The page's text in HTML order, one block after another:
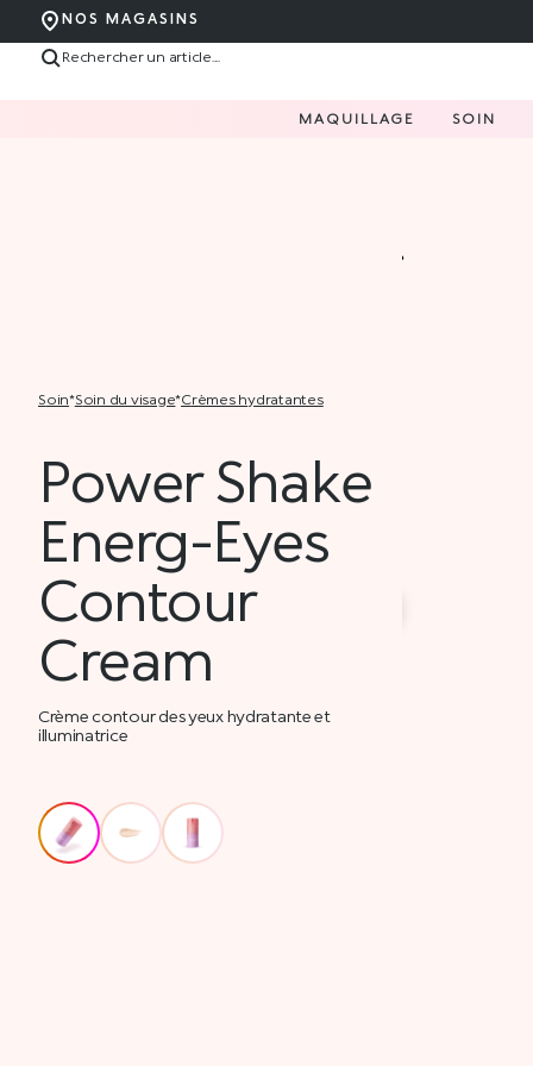
NOS MAGASINS
MAQUILLAGE SOIN
soin* soin du visage* crèmes hydratantes
Power Shake
Energ-Eyes
Contour
Cream
Crème contour des yeux hydratante et
illuminatrice